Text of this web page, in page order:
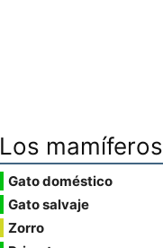
Los mamíferos
Gato doméstico
Gato salvaje
Zorro